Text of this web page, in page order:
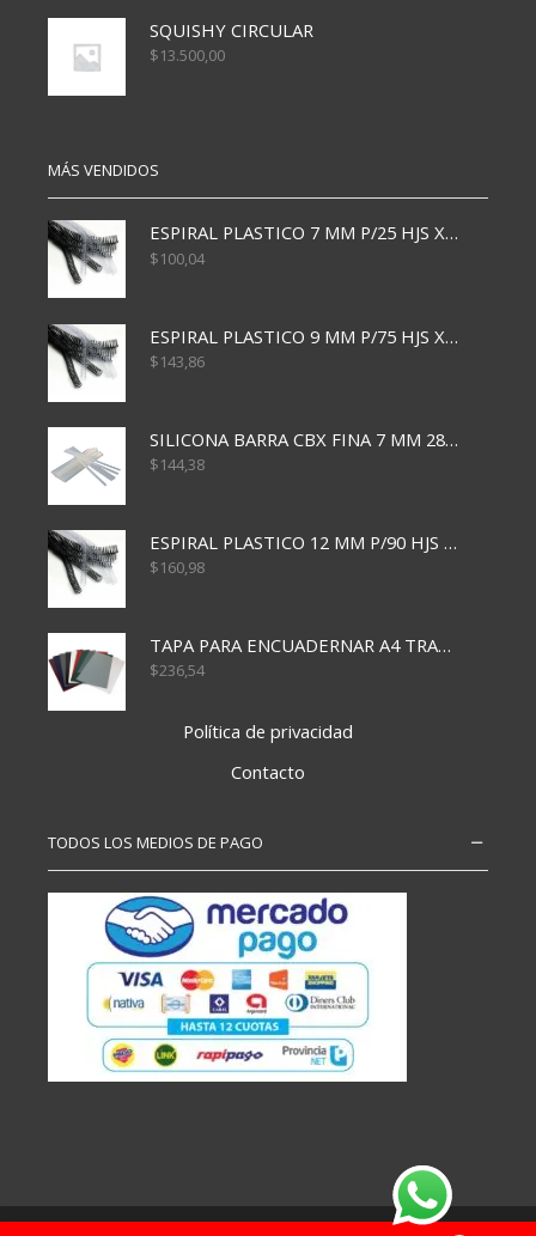
SQUISHY CIRCULAR
$13.500,00
MÁS VENDIDOS
ESPIRAL PLASTICO 7 MM P/25 HJS X50x3000
$100,04
ESPIRAL PLASTICO 9 MM P/75 HJS X50X2400
$143,86
SILICONA BARRA CBX FINA 7 MM 28 CM
$144,38
ESPIRAL PLASTICO 12 MM P/90 HJS X50X1500
$160,98
TAPA PARA ENCUADERNAR A4 TRANSP x50x500
$236,54
Política de privacidad
Contacto
TODOS LOS MEDIOS DE PAGO